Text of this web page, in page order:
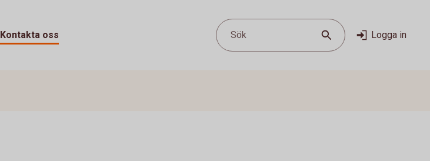
Kontakta oss Sök Logga in